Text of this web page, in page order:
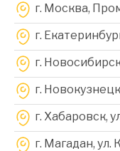
г. Москва,
г.
г.
г.
г. Хабаровск,
г. Магадан, ул.